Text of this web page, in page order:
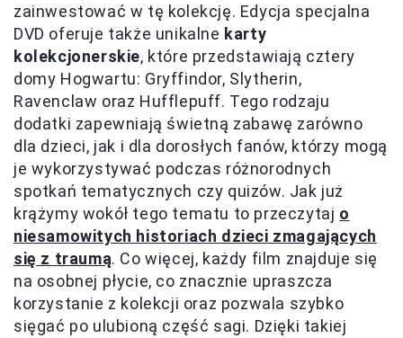
zainwestować w tę kolekcję. Edycja specjalna
DVD oferuje także unikalne karty
kolekcjonerskie, które przedstawiają cztery
domy Hogwartu: Gryffindor, Slytherin,
Ravenclaw oraz Hufflepuff. Tego rodzaju
dodatki zapewniają świetną zabawę zarówno
dla dzieci, jak i dla dorosłych fanów, którzy mogą
je wykorzystywać podczas różnorodnych
spotkań tematycznych czy quizów. Jak już
krążymy wokół tego tematu to przeczytaj o
niesamowitych historiach dzieci zmagających
się z traumą. Co więcej, każdy film znajduje się
na osobnej płycie, co znacznie upraszcza
korzystanie z kolekcji oraz pozwala szybko
sięgać po ulubioną część sagi. Dzięki takiej